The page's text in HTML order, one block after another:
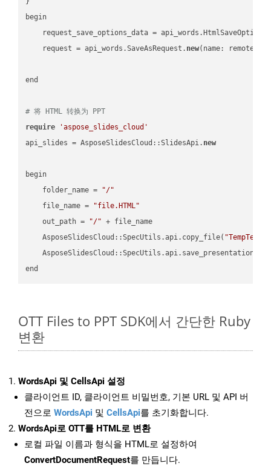
begin
request_save_options_data =
    request = api_words.SaveAsRequest.
new(name:
end
# 将 HTML 转换为 PPT
require
'aspose_slides_cloud'
api_slides = AsposeSlidesCloud::SlidesApi. new
begin
    folder_name =
"/"
    file_name =
"file.HTML"
    out_path =
"/" + file_name
    AsposeSlidesCloud::SpecUtils.api.copy_file(
OTT Files to PPT SDK에서 간단한 Ruby
변환
WordsApi 및 CellsApi 설정
클라이언트 ID, 클라이언트 비밀번호, 기본 URL 및 API 버
전으로 WordsApi 및 CellsApi를 초기화합니다.
WordsApi로 OTT를 HTML로 변환
로컬 파일 이름과 형식을 HTML로 설정하여
ConvertDocumentRequest를 만듭니다.